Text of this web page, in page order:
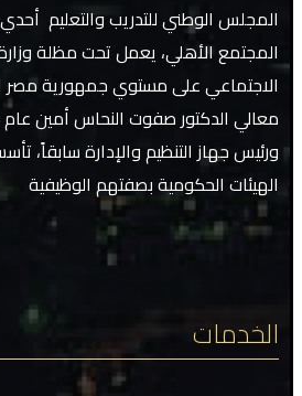
المجلس الوطني للتدريب والتعليم
المجتمع الأهلي، يعمل تحت مظلة
الاجتماعي على مستوي جمهورية مصر
معالي الدكتور صفوت النحاس أمين
ورئيس جهاز التنظيم والإدارة سابقاً،
الهيئات الحكومية بصفتهم الوظيفية
الخدمات